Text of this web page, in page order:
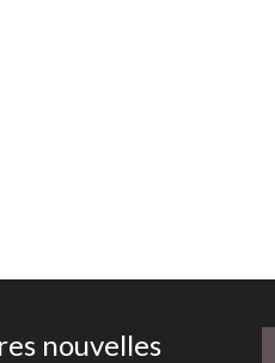
nouvelles